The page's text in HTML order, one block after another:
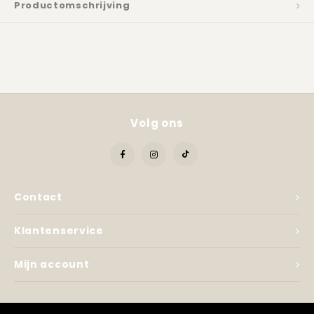
Kadobon
Productomschrijving
Contact
Volg ons
Klantenservice
Mijn account